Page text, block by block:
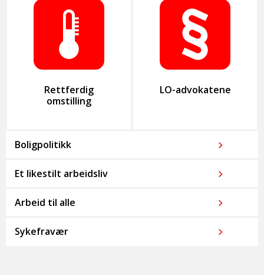
Rettferdig
omstilling
LO-advokatene
Boligpolitikk
Et likestilt arbeidsliv
Arbeid til alle
Sykefravær